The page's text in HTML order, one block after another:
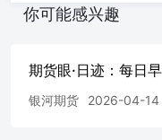
突再起贵金属价
铜：美伊局势再
价未上涨
费
你可能感兴趣
期货眼·日迹：每日
银河期货 2026-04-14